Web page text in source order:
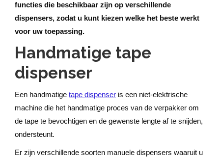
functies die beschikbaar zijn op verschillende
dispensers, zodat u kunt kiezen welke het beste werkt
voor uw toepassing.
Handmatige tape
dispenser
Een handmatige tape dispenser is een niet-elektrische
machine die het handmatige proces van de verpakker om
de tape te bevochtigen en de gewenste lengte af te snijden,
ondersteunt.
Er zijn verschillende soorten manuele dispensers waaruit u